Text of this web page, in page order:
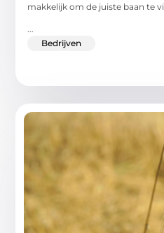
makkelijk om de juiste baan te
...
Bedrijven